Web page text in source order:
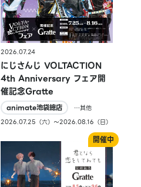
2026.07.24
にじさんじ VOLTACTION
4th Anniversary フェア開
催記念Gratte
animate池袋總店
…其他
2026.07.25（六）〜2026.08.16（日）